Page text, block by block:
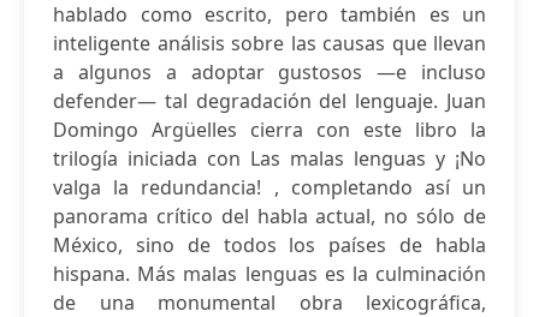
hablado como escrito, pero también es un
inteligente análisis sobre las causas que llevan
a algunos a adoptar gustosos —e incluso
defender— tal degradación del lenguaje. Juan
Domingo Argüelles cierra con este libro la
trilogía iniciada con Las malas lenguas y ¡No
valga la redundancia! , completando así un
panorama crítico del habla actual, no sólo de
México, sino de todos los países de habla
hispana. Más malas lenguas es la culminación
de una monumental obra lexicográfica,